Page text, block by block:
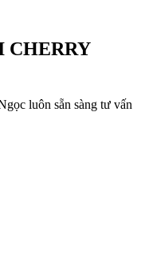
CHERRY
luôn sẵn sàng tư vấn